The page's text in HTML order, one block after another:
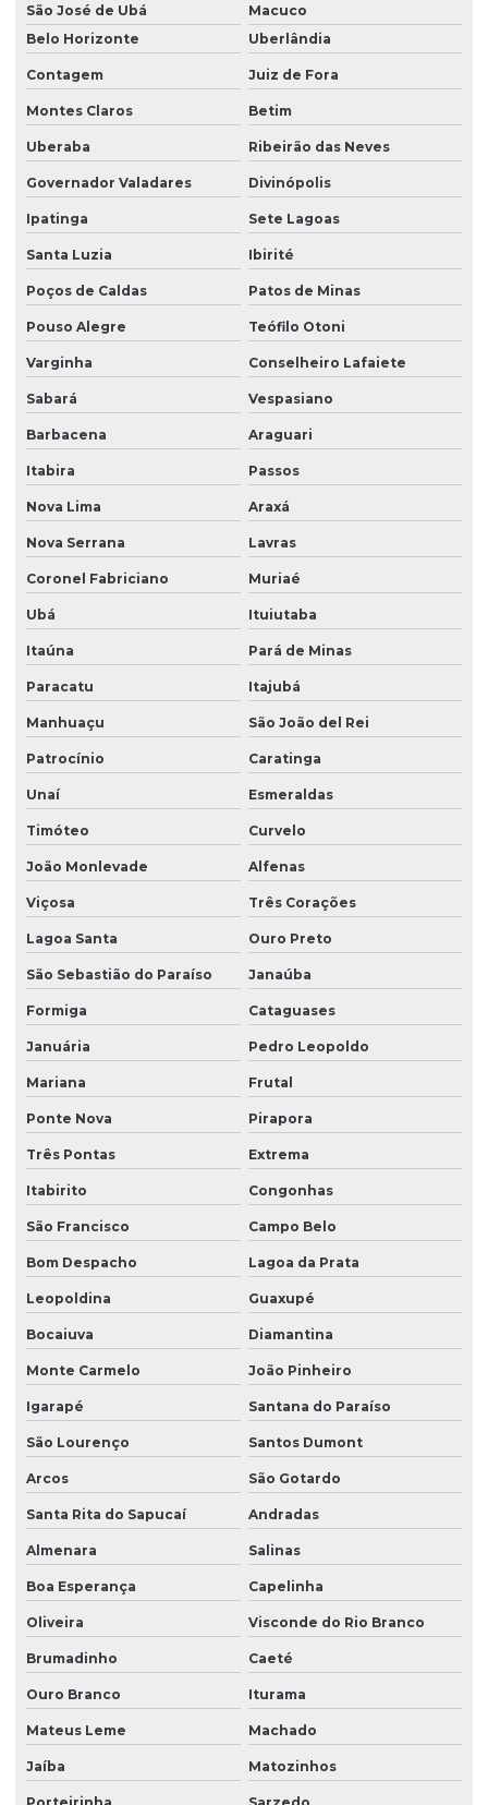
São José de Ubá
Macuco
Belo Horizonte
Uberlândia
Contagem Juiz de Fora
Montes Claros Betim
Uberaba Ribeirão das Neves
Governador Valadares Divinópolis
Ipatinga Sete Lagoas
Santa Luzia Ibirité
Poços de Caldas Patos de Minas
Pouso Alegre Teófilo Otoni
Varginha Conselheiro Lafaiete
Sabará Vespasiano
Barbacena Araguari
Itabira Passos
Nova Lima Araxá
Nova Serrana Lavras
Coronel Fabriciano Muriaé
Ubá Ituiutaba
Itaúna Pará de Minas
Paracatu Itajubá
Manhuaçu São João del Rei
Patrocínio Caratinga
Unaí Esmeraldas
Timóteo Curvelo
João Monlevade Alfenas
Viçosa Três Corações
Lagoa Santa Ouro Preto
São Sebastião do Paraíso Janaúba
Formiga Cataguases
Januária Pedro Leopoldo
Mariana Frutal
Ponte Nova Pirapora
Três Pontas Extrema
Itabirito Congonhas
São Francisco Campo Belo
Bom Despacho Lagoa da Prata
Leopoldina Guaxupé
Bocaiuva Diamantina
Monte Carmelo João Pinheiro
Igarapé Santana do Paraíso
São Lourenço Santos Dumont
Arcos São Gotardo
Santa Rita do Sapucaí Andradas
Almenara Salinas
Boa Esperança Capelinha
Oliveira Visconde do Rio Branco
Brumadinho Caeté
Ouro Branco Iturama
Mateus Leme Machado
Jaíba Matozinhos